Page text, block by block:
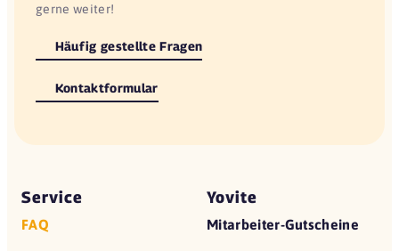
gerne weiter!
Häufig gestellte Fragen
Kontaktformular
Service
FAQ
Yovite
Mitarbeiter-Gutscheine